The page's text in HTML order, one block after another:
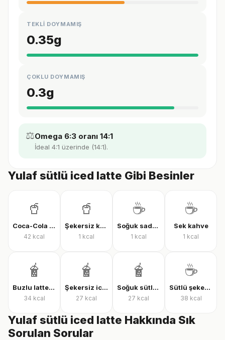
TEKLİ DOYMAMIŞ
0.35g
ÇOKLU DOYMAMIŞ
0.3g
⚖️Omega 6:3 oranı 14:1
İdeal 4:1 üzerinde (14:1).
Yulaf sütlü iced latte Gibi Besinler
🥤
Coca-Cola Classic
42 kcal
🥤
Şekersiz kola
1 kcal
☕
Soğuk sade kahve
1 kcal
☕
Sek kahve
1 kcal
🧋
Buzlu latte şekersiz
34 kcal
🧋
Şekersiz iced latte
27 kcal
🧋
Soğuk sütlü kahve, şekersiz
27 kcal
☕
Sütlü şekerli kahve
38 kcal
Yulaf sütlü iced latte Hakkında Sık
Sorulan Sorular